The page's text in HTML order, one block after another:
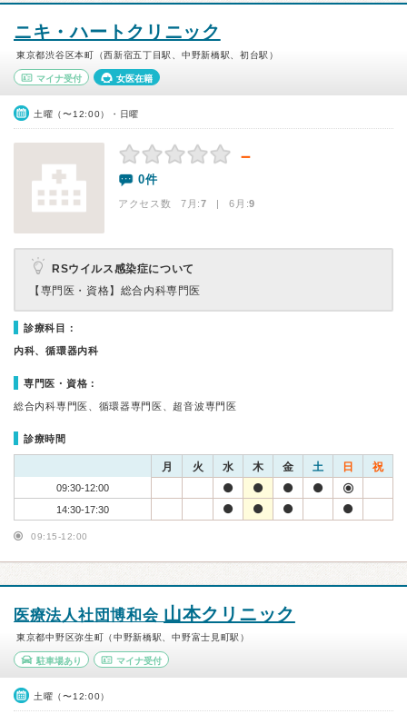
ニキ・ハートクリニック
東京都渋谷区本町（西新宿五丁目駅、中野新橋駅、初台駅）
マイナ受付 女医在籍
土曜（〜12:00）・日曜
－
0件
アクセス数 7月:7 | 6月:9
RSウイルス感染症について
【専門医・資格】 総合内科専門医
診療科目：
内科、循環器内科
専門医・資格：
総合内科専門医、循環器専門医、超音波専門医
診療時間
月 火 水 木 金 土 日 祝
09:30-12:00
14:30-17:30
09:15-12:00
医療法人社団博和会 山本クリニック
東京都中野区弥生町（中野新橋駅、中野富士見町駅）
駐車場あり マイナ受付
土曜（〜12:00）